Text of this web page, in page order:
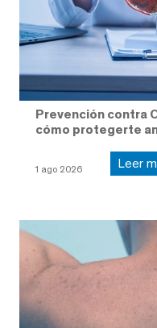
Prevención contra
cómo protegerte
1 ago 2026 Leer